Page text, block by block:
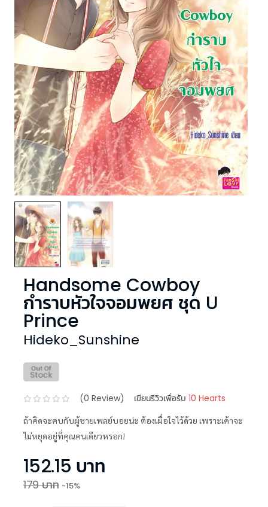
Handsome Cowboy
กำราบหัวใจจอมพยศ ชุด U
Prince
Hideko_Sunshine
(0 Review) เขียนรีวิวเพื่อรับ 10 Hearts
ถ้าคิดจะคบกับผู้ชายเพลย์บอยน่ะ ต้องเผื่อใจไว้ด้วย เพราะเค้าจะ
ไม่หยุดอยู่ที่คุณคนเดียวหรอก!
152.15 บาท
179บาท -15%